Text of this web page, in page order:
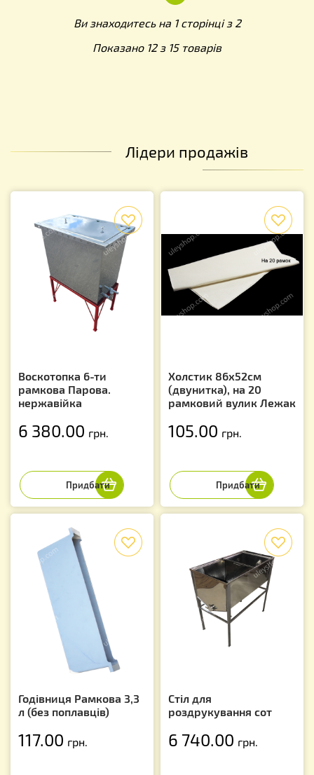
Ви знаходитесь на 1 сторінці з 2
Показано 12 з 15 товарів
Лідери продажів
Воскотопка 6-ти
рамкова Парова.
нержавійка
6 380.00 грн.
Холстик 86х52см
(двунитка), на 20
рамковий вулик Лежак
105.00 грн.
Годівниця Рамкова 3,3
л (без поплавців)
117.00 грн.
Стіл для
роздрукування сот
6 740.00 грн.